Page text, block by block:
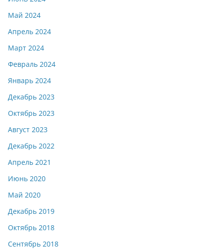
Май 2024
Апрель 2024
Март 2024
Февраль 2024
Январь 2024
Декабрь 2023
Октябрь 2023
Август 2023
Декабрь 2022
Апрель 2021
Июнь 2020
Май 2020
Декабрь 2019
Октябрь 2018
Сентябрь 2018